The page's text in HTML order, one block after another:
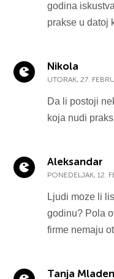
godina
prakse u datoj
Nikola
UTORAK, 27.
Da li postoji
koja nudi
Aleksandar
PONEDELJAK, 12.
Ljudi moze li
godinu? Pola
firme nemaju
Tanja